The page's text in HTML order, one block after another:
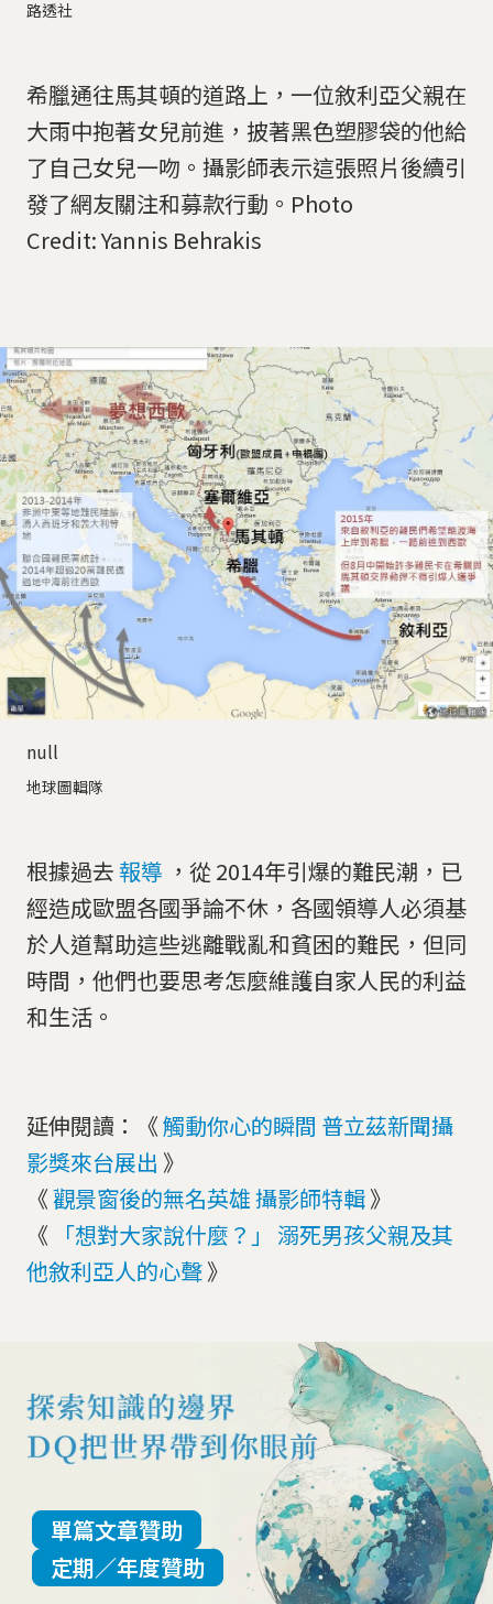
路透社
希臘通往馬其頓的道路上，一位敘利亞父親在
大雨中抱著女兒前進，披著黑色塑膠袋的他給
了自己女兒一吻。攝影師表示這張照片後續引
發了網友關注和募款行動。Photo
Credit: Yannis Behrakis
null
地球圖輯隊
根據過去 報導 ，從 2014年引爆的難民潮，已
經造成歐盟各國爭論不休，各國領導人必須基
於人道幫助這些逃離戰亂和貧困的難民，但同
時間，他們也要思考怎麼維護自家人民的利益
和生活。
延伸閱讀：《觸動你心的瞬間 普立茲新聞攝
影獎來台展出 》
《觀景窗後的無名英雄 攝影師特輯》
《
「想對大家說什麼？」 溺死男孩父親及其
他敘利亞人的心聲》
單篇文章贊助
定期／年度贊助